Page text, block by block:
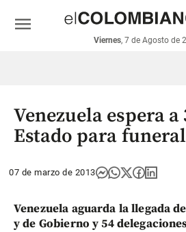
económicos
Colombia
Viernes, 7 de Agosto de
menu
Venezuela espera a
Estado para
07 de marzo de 2013
Venezuela aguarda la llegada
y de Gobierno y 54